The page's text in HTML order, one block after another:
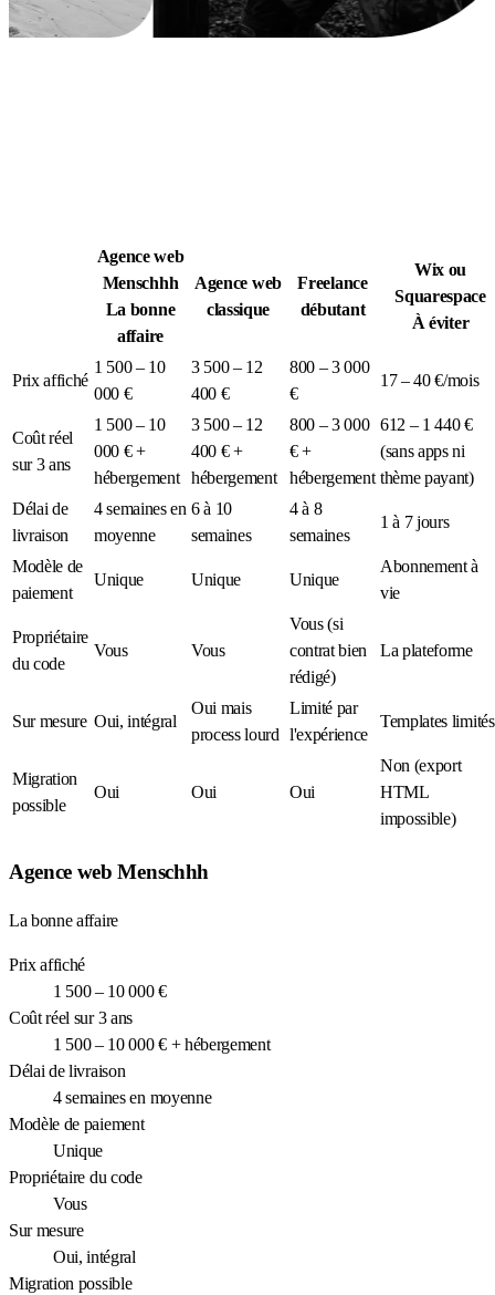
Agence web
Menschhh
La bonne
affaire
Agence web
classique
Freelance
débutant
Wix ou
Squarespace
À éviter
Prix affiché
1 500 – 10
000 €
3 500 – 12
400 €
800 – 3 000
€
17 – 40 €/mois
Coût réel
sur 3 ans
1 500 – 10
000 € +
hébergement
3 500 – 12
400 € +
hébergement
800 – 3 000
€ +
hébergement
612 – 1 440 €
(sans apps ni
thème payant)
Délai de
livraison
4 semaines en
moyenne
6 à 10
semaines
4 à 8
semaines
1 à 7 jours
Modèle de
paiement
Unique Unique Unique
Abonnement à
vie
Propriétaire
du code
Vous Vous
Vous (si
contrat bien
rédigé)
La plateforme
Sur mesure Oui, intégral
Oui mais
process lourd
Limité par
l'expérience
Templates limités
Migration
possible
Oui Oui Oui
Non (export
HTML
impossible)
Agence web Menschhh
La bonne affaire
Prix affiché
1 500 – 10 000 €
Coût réel sur 3 ans
1 500 – 10 000 € + hébergement
Délai de livraison
4 semaines en moyenne
Modèle de paiement
Unique
Propriétaire du code
Vous
Sur mesure
Oui, intégral
Migration possible